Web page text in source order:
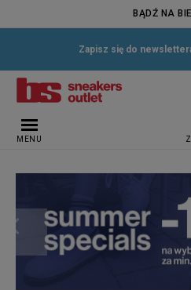
BĄDŹ NA
Zapisz się do
MENU